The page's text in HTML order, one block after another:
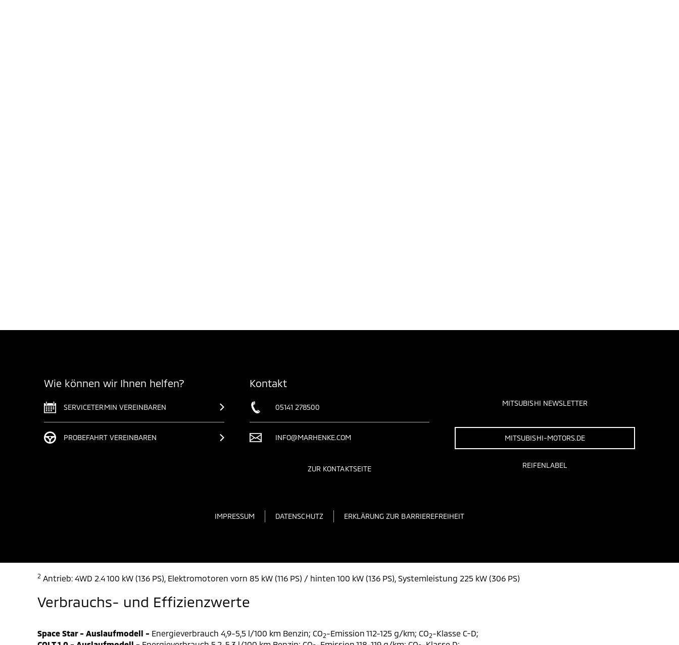
Wie können wir Ihnen helfen?
SERVICETERMIN VEREINBAREN
PROBEFAHRT VEREINBAREN
Kontakt
05141 278500
INFO@MARHENKE.COM
ZUR KONTAKTSEITE
MITSUBISHI NEWSLETTER
MITSUBISHI-MOTORS.DE
REIFENLABEL
IMPRESSUM DATENSCHUTZ ERKLÄRUNG ZUR BARRIEREFREIHEIT
2 Antrieb: 4WD 2.4 100 kW (136 PS), Elektromotoren vorn 85 kW (116 PS) / hinten 100 kW (136 PS), Systemleistung 225 kW (306 PS)
Verbrauchs- und Effizienzwerte
Space Star - Auslaufmodell - Energieverbrauch 4,9-5,5 l/100 km Benzin; CO2-Emission 112-125 g/km; CO2-Klasse C-D;